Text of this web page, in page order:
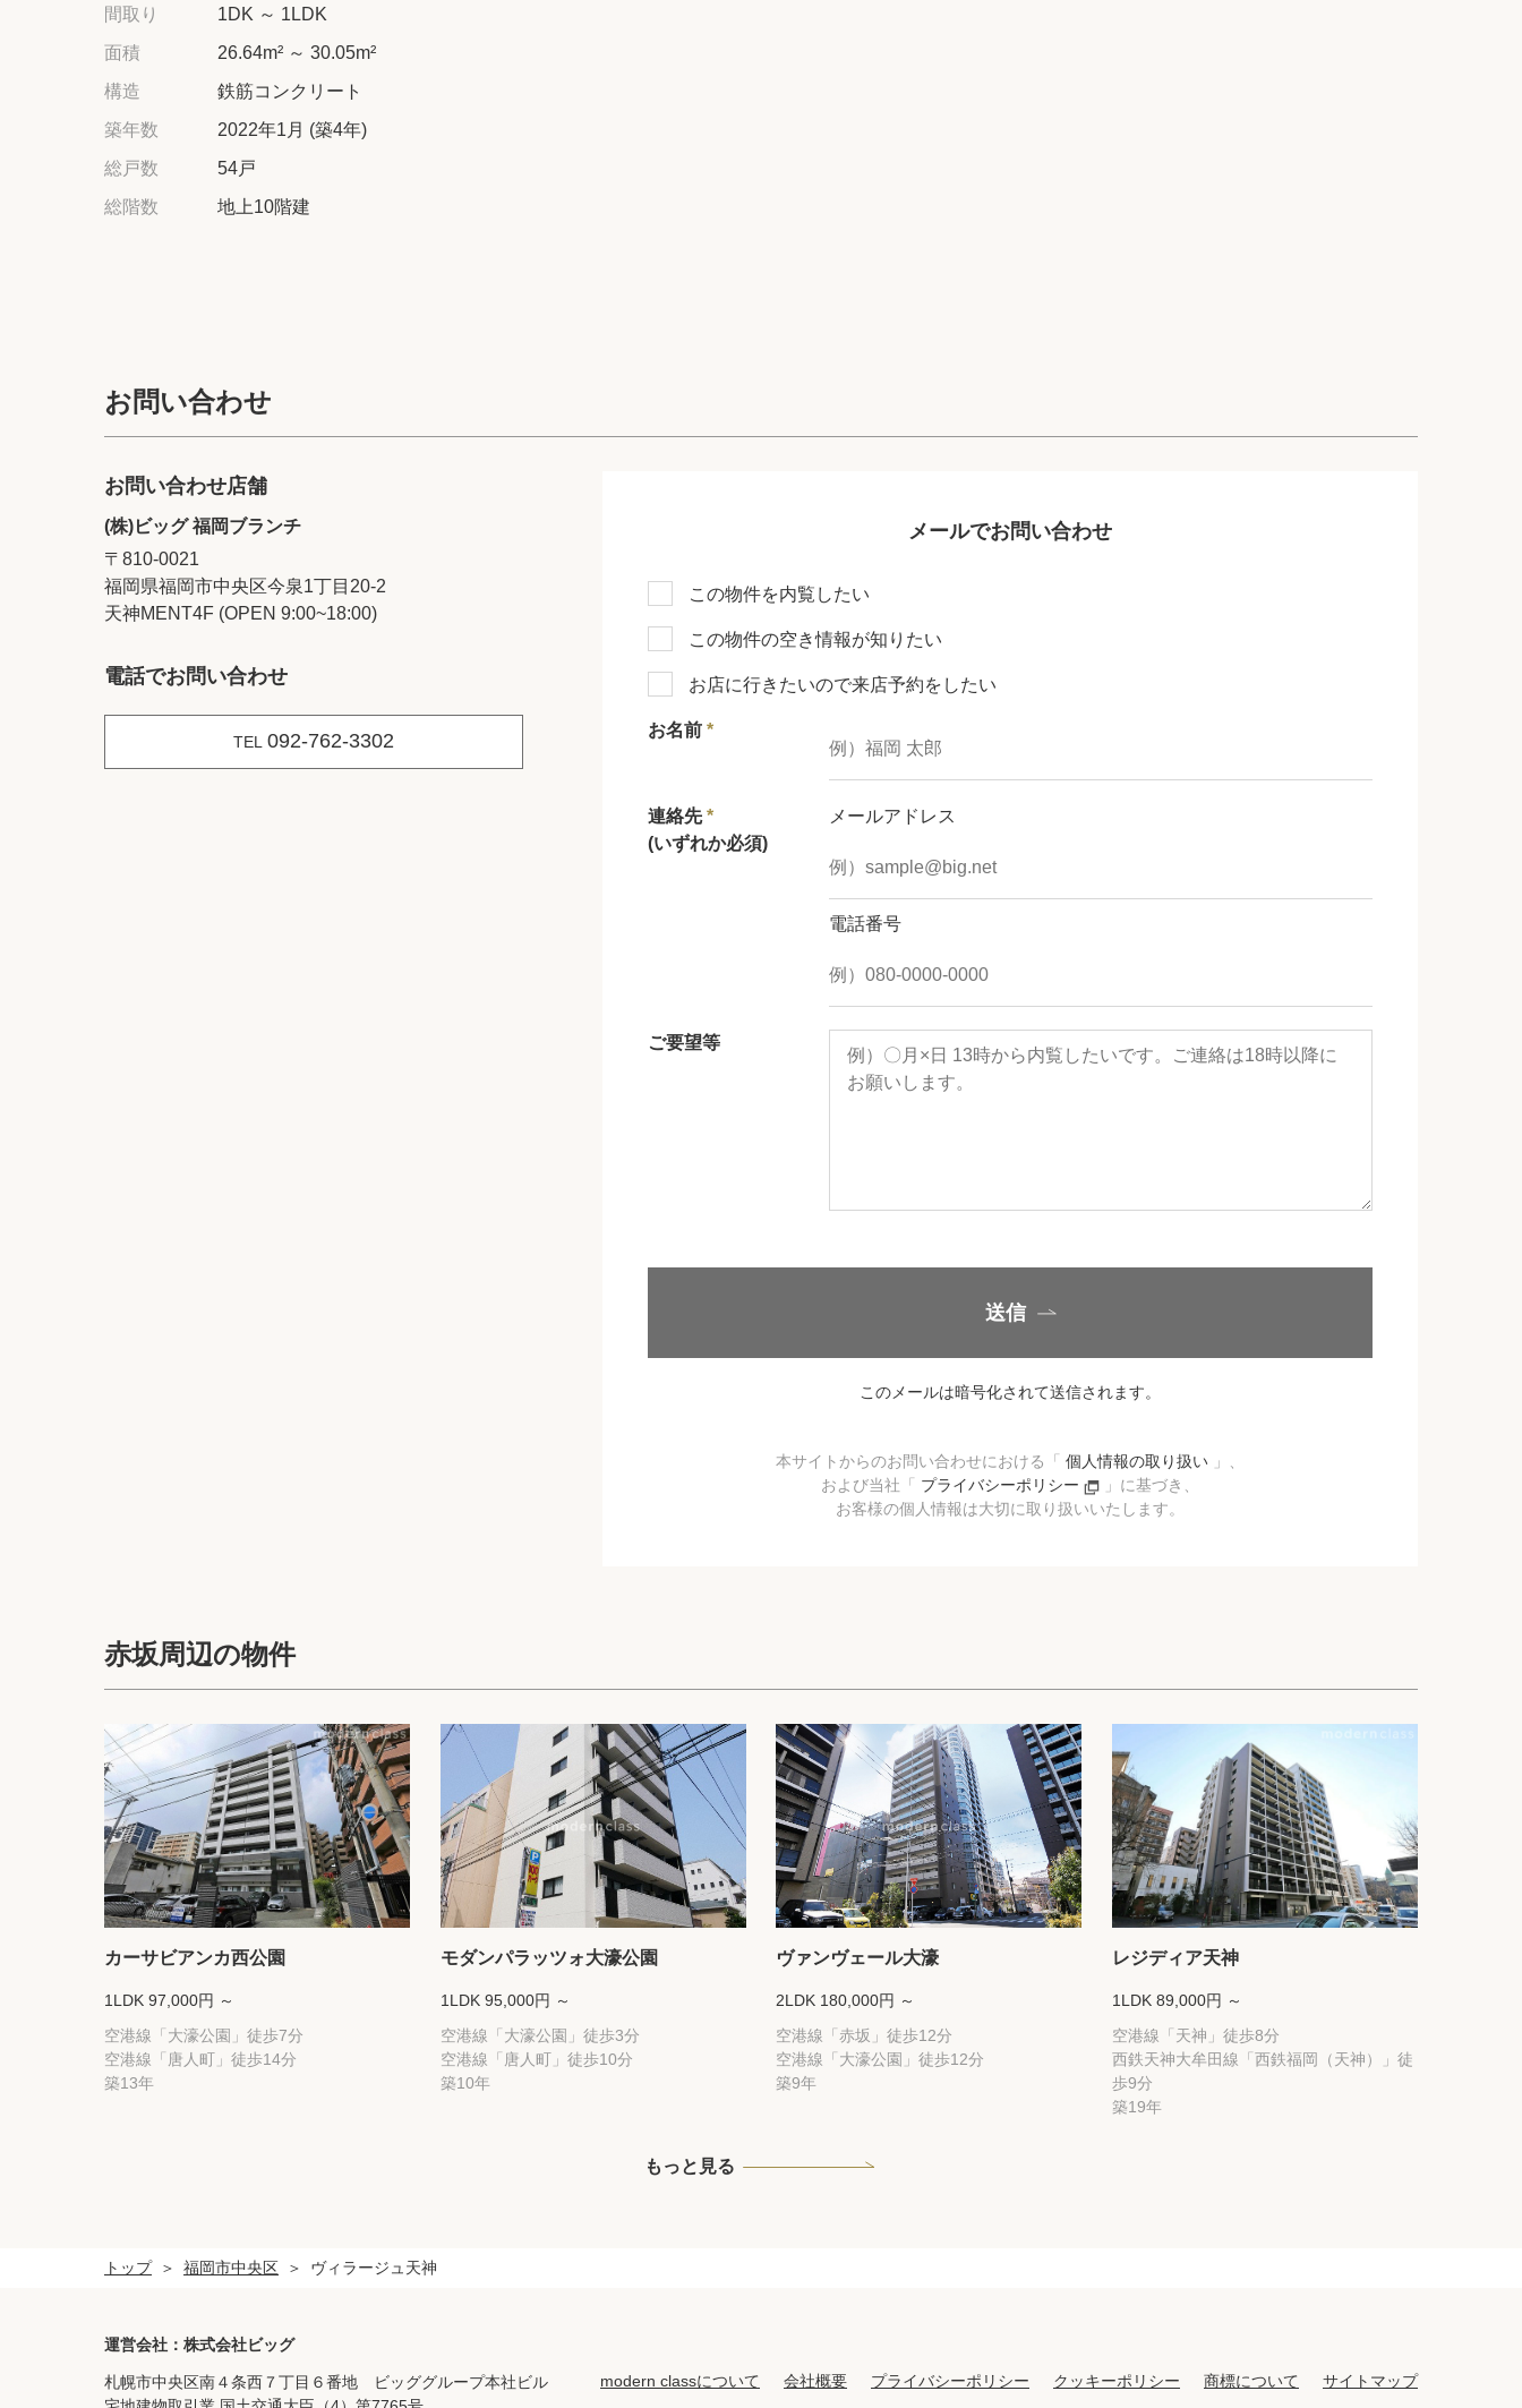
間取り
1DK ～ 1LDK
面積
26.64m² ～ 30.05m²
構造
鉄筋コンクリート
築年数
2022年1月 (築4年)
総戸数
54戸
総階数
地上10階建
お問い合わせ
お問い合わせ店舗
(株)ビッグ 福岡ブランチ
〒810-0021
福岡県福岡市中央区今泉1丁目20‐2
天神MENT4F (OPEN 9:00~18:00)
電話でお問い合わせ
TEL 092-762-3302
メールでお問い合わせ
この物件を内覧したい
この物件の空き情報が知りたい
お店に行きたいので来店予約をしたい
お名前 *
連絡先*
(いずれか必須)
メールアドレス
電話番号
ご要望等
送信
このメールは暗号化されて送信されます。
本サイトからのお問い合わせにおける「 個人情報の取り扱い 」、
および当社「 プライバシーポリシー
」に基づき、
お客様の個人情報は大切に取り扱いいたします。
赤坂周辺の物件
カーサビアンカ西公園
1LDK 97,000円 ～
空港線「大濠公園」徒歩7分
空港線「唐人町」徒歩14分
築13年
モダンパラッツォ大濠公園
1LDK 95,000円 ～
空港線「大濠公園」徒歩3分
空港線「唐人町」徒歩10分
築10年
ヴァンヴェール大濠
2LDK 180,000円 ～
空港線「赤坂」徒歩12分
空港線「大濠公園」徒歩12分
築9年
レジディア天神
1LDK 89,000円 ～
空港線「天神」徒歩8分
西鉄天神大牟田線「西鉄福岡（天神）」徒
歩9分
築19年
もっと見る
トップ 福岡市中央区 ヴィラージュ天神
運営会社：株式会社ビッグ
札幌市中央区南４条西７丁目６番地 ビッググループ本社ビル
modern classについて 会社概要 プライバシーポリシー クッキーポリシー 商標について サイトマップ